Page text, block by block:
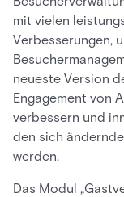
mit vielen
Verbesserungen,
neueste Version
Engagement von
verbessern und
den sich
werden.
Das Modul